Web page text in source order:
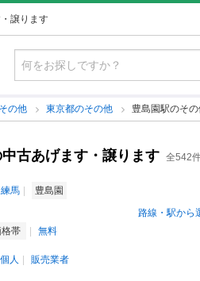
譲ります
その他 東京都のその他 豊島園駅のそ
古あげます・譲ります 全542
練馬
豊島園
路線・駅から
帯 無料
個人 販売業者